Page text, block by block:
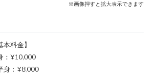
※画像押すと拡大表示できます
本料金】
：¥10,000
身：¥8,000